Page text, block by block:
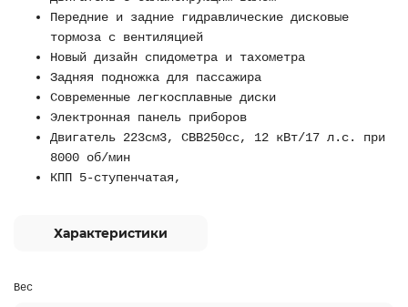
Передние и задние гидравлические дисковые
тормоза с вентиляцией
Новый дизайн спидометра и тахометра
Задняя подножка для пассажира
Современные легкосплавные диски
Электронная панель приборов
Двигатель 223см3, CBB250cc, 12 кВт/17 л.с. при
8000 об/мин
КПП 5-ступенчатая,
Характеристики
Вес